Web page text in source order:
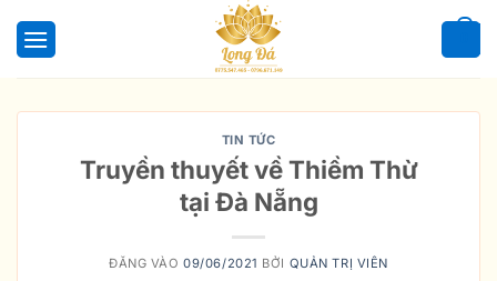
qua
TIN TỨC
Truyền thuyết về Thiềm Thừ
tại Đà Nẵng
ĐĂNG VÀO09/06/2021 BỞI QUẢN TRỊ VIÊN